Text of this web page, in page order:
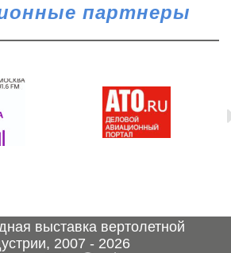
партнеры
выставка вертолетной
2007 - 2026